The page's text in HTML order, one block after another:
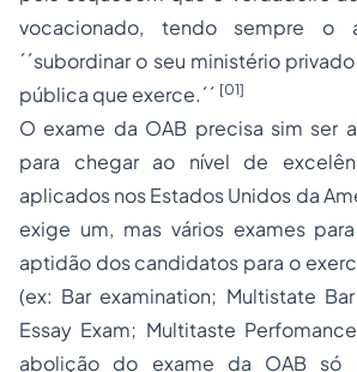
vocacionado, tendo sempre o
´´subordinar o seu ministério
pública que exerce.´´ [01]
O exame da OAB precisa sim ser
para chegar ao nível de
aplicados nos Estados Unidos da
exige um, mas vários exames
aptidão dos candidatos para o
(ex: Bar examination; Multistate
Essay Exam; Multitaste
abolição do exame da OAB só